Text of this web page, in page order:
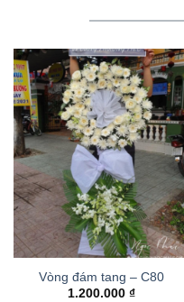
Vòng đám tang – C80
1.200.000 ₫